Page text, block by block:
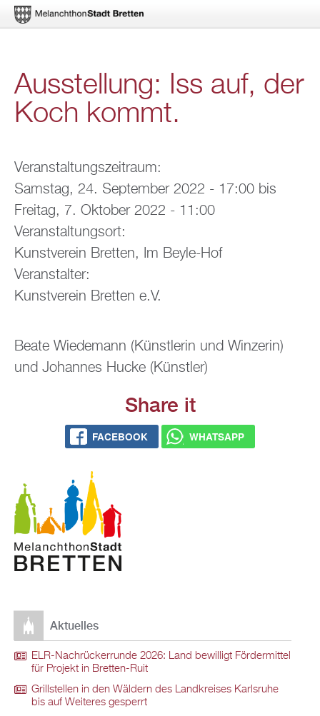
rekt
zum
Aus­stel­lung: Iss auf, der
Koch kommt.
Ver­an­stal­tungs­zeit­raum:
Sams­tag, 24. Sep­tem­ber 2022 - 17:00 bis
Frei­tag, 7. Ok­to­ber 2022 - 11:00
Ver­an­stal­tungs­ort:
Kunst­ver­ein Brett­en, Im Beyle-Hof
Ver­an­stal­ter:
Kunst­ver­ein Brett­en e.V.
Beate Wie­de­mann (Künst­le­rin und Win­ze­rin)
und Jo­han­nes Hucke (Künst­ler)
Share it
FACE­BOOK WHATS­APP
Ak­tu­el­les
ELR-Nach­rü­ck­er­run­de 2026: Land be­wil­ligt För­der­mit­tel
für Pro­jekt in Brett­en-Ruit
Grill­stel­len in den Wäl­dern des Land­krei­ses Karls­ru­he
bis auf Wei­te­res ge­sperrt